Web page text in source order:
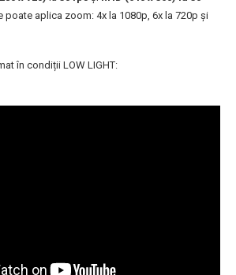
poate aplica zoom: 4x la 1080p, 6x la 720p și
în condiții LOW LIGHT: